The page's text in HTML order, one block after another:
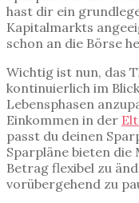
hast dir ein
Kapitalmarkts
schon an die Börse
Wichtig ist nun, das
kontinuierlich im
Lebensphasen
Einkommen in der
passt du deinen
Sparpläne bieten die
Betrag flexibel zu
vorübergehend zu